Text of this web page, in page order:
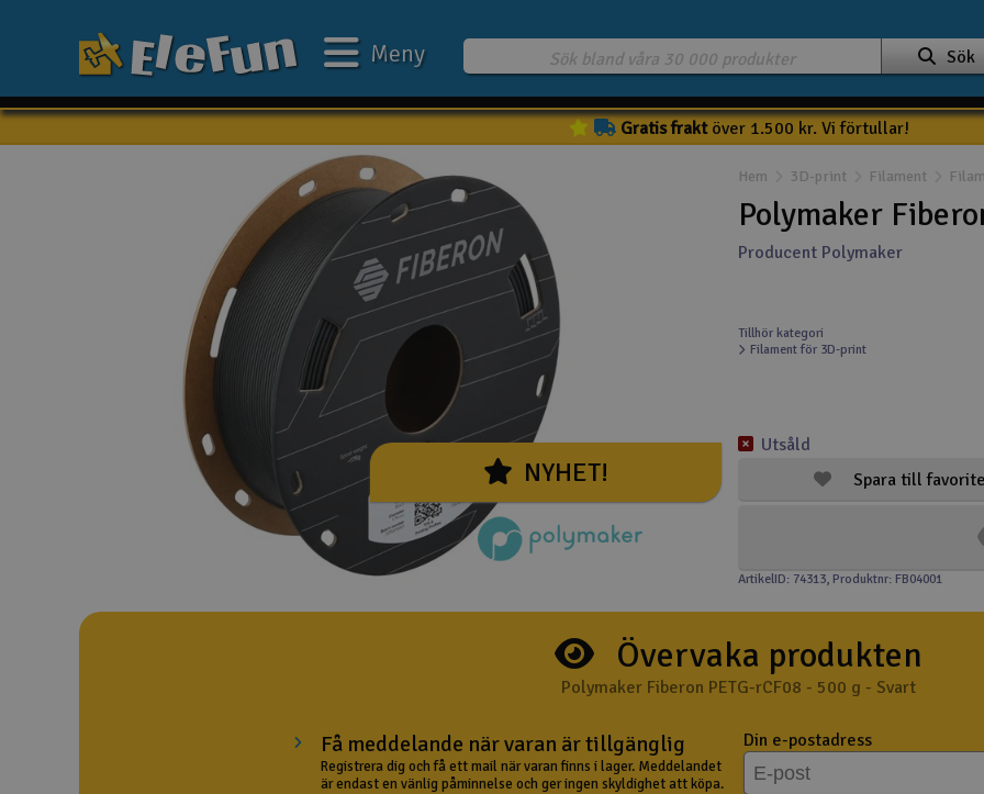
Mina favoriter
Present kort
Batteri & laddare
Flygplan
Modellbygg- och byggsatser
Sök
Meny
Gratis fraktöver 1.500 kr. Vi förtullar!
NYHET!
Hem 3D-print Filament
Polymaker
Producent Polymaker
Tillhör kategori
Filament för 3D-print
Spara till
Utsåld
ArtikelID: 74313, Produktnr: FB04001
Övervaka produkten
Polymaker Fiberon PETG-rCF08 - 500 g - Svart
Få meddelande när varan är tillgänglig
Registrera dig och få ett mail när varan finns i lager. Meddelandet
är endast en vänlig påminnelse och ger ingen skyldighet att köpa.
Din e-postadress